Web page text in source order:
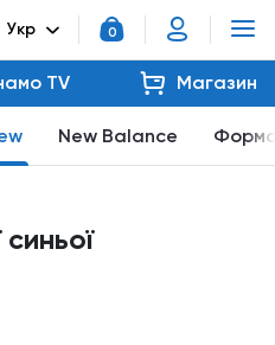
Укр 0
TV Магазин
New Balance